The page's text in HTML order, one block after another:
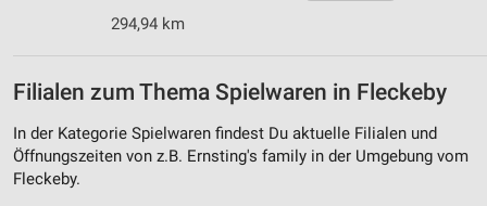
294,94 km
Filialen zum Thema Spielwaren in Fleckeby
In der Kategorie Spielwaren findest Du aktuelle Filialen und
Öffnungszeiten von z.B. Ernsting's family in der Umgebung vom
Fleckeby.